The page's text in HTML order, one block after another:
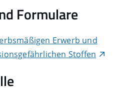
Formulare
Erwerb und
Stoffen